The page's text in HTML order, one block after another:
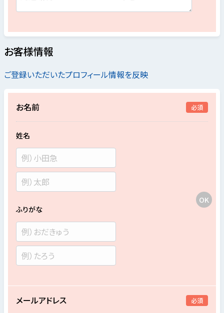
お客様情報
ご登録いただいたプロフィール情報を反映
お名前 必須
姓名
ふりがな
メールアドレス 必須